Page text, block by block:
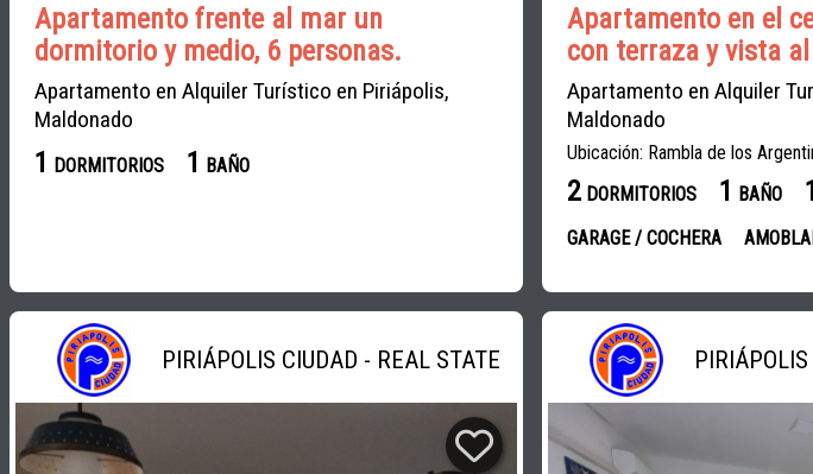
Apartamento frente al mar un
dormitorio y medio, 6 personas.
Apartamento en Alquiler Turístico en Piriápolis,
Maldonado
1 DORMITORIOS 1 BAÑO
Apartamento en el
con terraza y vista
Apartamento en Alquiler
Maldonado
Ubicación: Rambla de los
2 DORMITORIOS 1 BAÑO 1
GARAGE / COCHERA
PIRIÁPOLIS CIUDAD - REAL STATE